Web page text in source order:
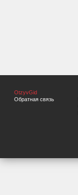
OtzyvGid
Обратная связь